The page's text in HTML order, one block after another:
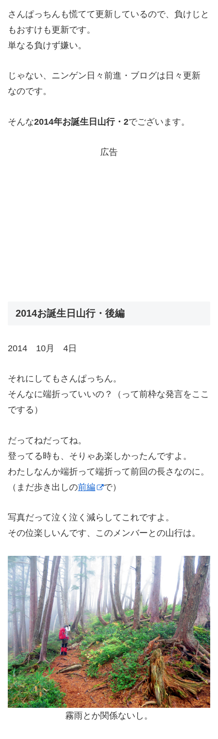
さんぱっちんも慌てて更新しているので、負けじと
もおすけも更新です。
単なる負けず嫌い。
じゃない、ニンゲン日々前進・ブログは日々更新
なのです。
そんな2014年お誕生日山行・2でございます。
広告
2014お誕生日山行・後編
2014 10月 4日
それにしてもさんぱっちん。
そんなに端折っていいの？（って前枠な発言をここ
でする）
だってねだってね。
登ってる時も、そりゃあ楽しかったんですよ。
わたしなんか端折って端折って前回の長さなのに。
（まだ歩き出しの前編 で）
写真だって泣く泣く減らしてこれですよ。
その位楽しいんです、このメンバーとの山行は。
霧雨とか関係ないし。